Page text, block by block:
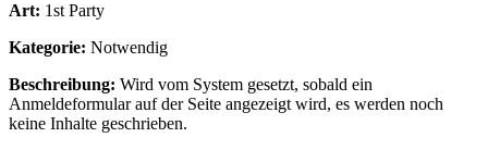
Art: 1st Party
Kategorie: Notwendig
Beschreibung: Wird vom System gesetzt, sobald ein
Anmeldeformular auf der Seite angezeigt wird, es werden noch
keine Inhalte geschrieben.